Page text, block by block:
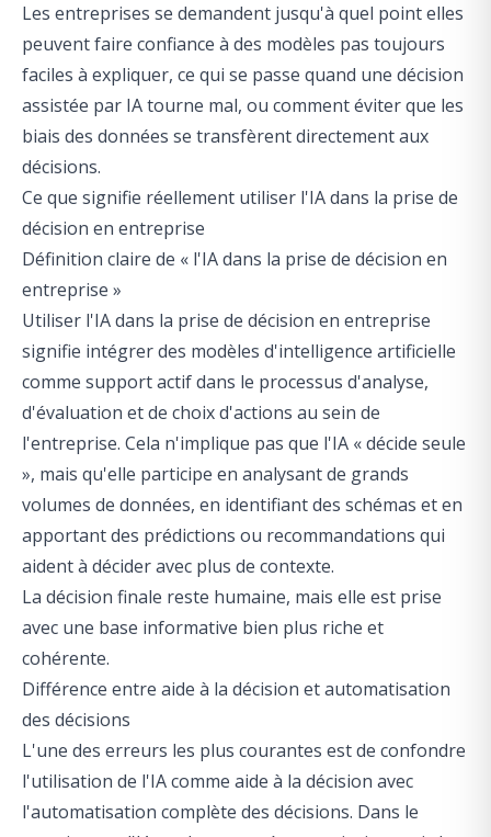
Les entreprises se demandent jusqu'à quel point elles
peuvent faire confiance à des modèles pas toujours
faciles à expliquer, ce qui se passe quand une décision
assistée par IA tourne mal, ou comment éviter que les
biais des données se transfèrent directement aux
décisions.
Ce que signifie réellement utiliser l'IA dans la prise de
décision en entreprise
Définition claire de « l'IA dans la prise de décision en
entreprise »
Utiliser l'IA dans la prise de décision en entreprise
signifie intégrer des modèles d'intelligence artificielle
comme support actif dans le processus d'analyse,
d'évaluation et de choix d'actions au sein de
l'entreprise. Cela n'implique pas que l'IA « décide seule
», mais qu'elle participe en analysant de grands
volumes de données, en identifiant des schémas et en
apportant des prédictions ou recommandations qui
aident à décider avec plus de contexte.
La décision finale reste humaine, mais elle est prise
avec une base informative bien plus riche et
cohérente.
Différence entre aide à la décision et automatisation
des décisions
L'une des erreurs les plus courantes est de confondre
l'utilisation de l'IA comme aide à la décision avec
l'automatisation complète des décisions. Dans le